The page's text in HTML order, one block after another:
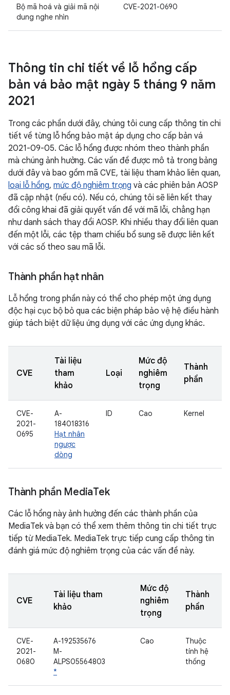
Bộ mã hoá và giải mã nội
dung nghe nhìn
CVE-2021-0690
Thông tin chi tiết về lỗ hổng cấp
bản vá bảo mật ngày 5 tháng 9 năm
2021
Trong các phần dưới đây, chúng tôi cung cấp thông tin chi
tiết về từng lỗ hổng bảo mật áp dụng cho cấp bản vá
2021-09-05. Các lỗ hổng được nhóm theo thành phần
mà chúng ảnh hưởng. Các vấn đề được mô tả trong bảng
dưới đây và bao gồm mã CVE, tài liệu tham khảo liên quan,
loại lỗ hổng, mức độ nghiêm trọng và các phiên bản AOSP
đã cập nhật (nếu có). Nếu có, chúng tôi sẽ liên kết thay
đổi công khai đã giải quyết vấn đề với mã lỗi, chẳng hạn
như danh sách thay đổi AOSP. Khi nhiều thay đổi liên quan
đến một lỗi, các tệp tham chiếu bổ sung sẽ được liên kết
với các số theo sau mã lỗi.
Thành phần hạt nhân
Lỗ hổng trong phần này có thể cho phép một ứng dụng
độc hại cục bộ bỏ qua các biện pháp bảo vệ hệ điều hành
giúp tách biệt dữ liệu ứng dụng với các ứng dụng khác.
CVE
Tài liệu
tham
khảo
Loại
Mức độ
nghiêm
trọng
Thành
phần
CVE-
2021-
0695
A-
184018316
Hạt nhân
ngược
dòng
ID Cao Kernel
Thành phần MediaTek
Các lỗ hổng này ảnh hưởng đến các thành phần của
MediaTek và bạn có thể xem thêm thông tin chi tiết trực
tiếp từ MediaTek. MediaTek trực tiếp cung cấp thông tin
đánh giá mức độ nghiêm trọng của các vấn đề này.
CVE
Tài liệu tham
khảo
Mức độ
nghiêm
trọng
Thành
phần
CVE-
2021-
0680
A-192535676
M-
ALPS05564803
*
Cao
Thuộc
tính hệ
thống